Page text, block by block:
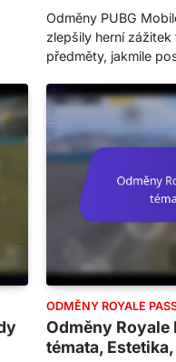
Odměny PUBG
zlepšily herní
předměty, jakmile
ODMĚNY ROYALE
Odměny Royale
témata,